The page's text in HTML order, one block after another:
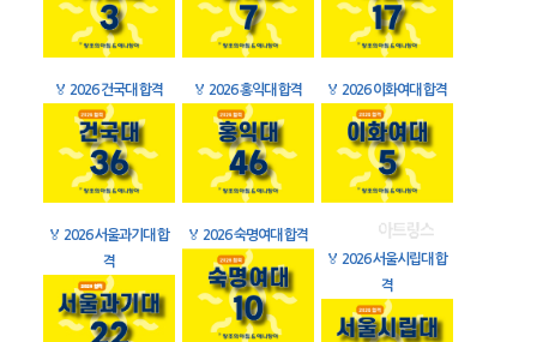
🏅 2026 건국대 합격 🏅 2026 홍익대 합격 🏅 2026 이화여대 합격
🏅 2026 서울과기대 합
격
🏅 2026 숙명여대 합격
🏅 2026 서울시립대 합
격